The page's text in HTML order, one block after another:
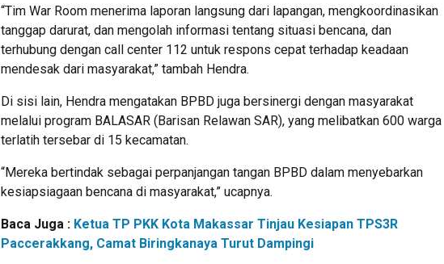
“Tim War Room menerima laporan langsung dari lapangan, mengkoordinasikan
tanggap darurat, dan mengolah informasi tentang situasi bencana, dan
terhubung dengan call center 112 untuk respons cepat terhadap keadaan
mendesak dari masyarakat,” tambah Hendra.
Di sisi lain, Hendra mengatakan BPBD juga bersinergi dengan masyarakat
melalui program BALASAR (Barisan Relawan SAR), yang melibatkan 600 warga
terlatih tersebar di 15 kecamatan.
“Mereka bertindak sebagai perpanjangan tangan BPBD dalam menyebarkan
kesiapsiagaan bencana di masyarakat,” ucapnya.
Baca Juga : Ketua TP PKK Kota Makassar Tinjau Kesiapan TPS3R
Paccerakkang, Camat Biringkanaya Turut Dampingi